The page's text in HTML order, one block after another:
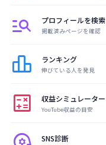
manage_search プロフィールを検索
掲載済みページを確認
leaderboard ランキング
伸びている人を発見
calculate 収益シミュレーター
YouTube収益の目安
SNS診断